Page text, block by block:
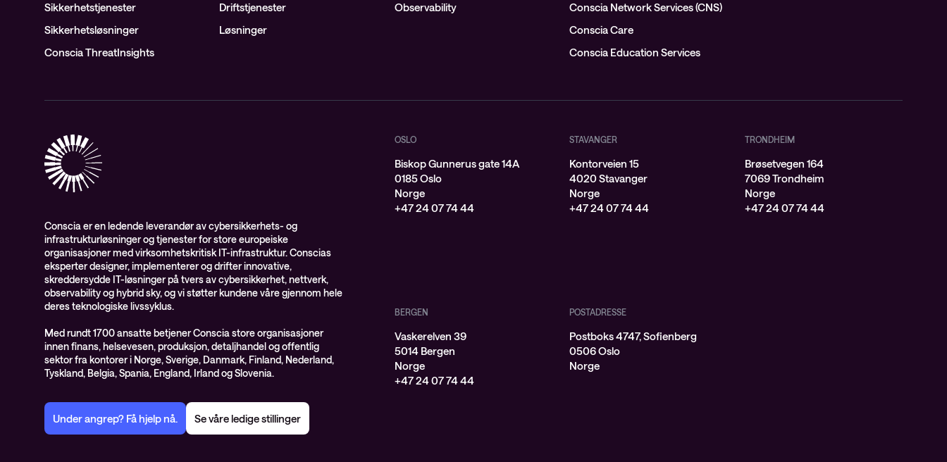
Sikkerhetstjenester
Sikkerhetsløsninger
Conscia ThreatInsights
Driftstjenester
Løsninger
Observability
Conscia Network Services (CNS)
Conscia Care
Conscia Education Services
Conscia er en ledende leverandør av cybersikkerhets- og
infrastrukturløsninger og tjenester for store europeiske
organisasjoner med virksomhetskritisk IT-infrastruktur. Conscias
eksperter designer, implementerer og drifter innovative,
skreddersydde IT-løsninger på tvers av cybersikkerhet, nettverk,
observability og hybrid sky, og vi støtter kundene våre gjennom hele
deres teknologiske livssyklus.
Med rundt 1700 ansatte betjener Conscia store organisasjoner
innen finans, helsevesen, produksjon, detaljhandel og offentlig
sektor fra kontorer i Norge, Sverige, Danmark, Finland, Nederland,
Tyskland, Belgia, Spania, England, Irland og Slovenia.
Under angrep? Få hjelp nå. Se våre ledige stillinger
OSLO
Biskop Gunnerus gate 14A
0185 Oslo
Norge
+47 24 07 74 44
STAVANGER
Kontorveien 15
4020 Stavanger
Norge
+47 24 07 74 44
TRONDHEIM
Brøsetvegen 164
7069 Trondheim
Norge
+47 24 07 74 44
BERGEN
Vaskerelven 39
5014 Bergen
Norge
+47 24 07 74 44
POSTADRESSE
Postboks 4747, Sofienberg
0506 Oslo
Norge